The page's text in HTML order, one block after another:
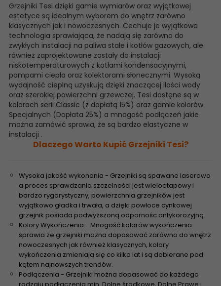
Grzejniki Tesi dzięki gamie wymiarów oraz wyjątkowej
estetyce są idealnym wyborem do wnętrz zarówno
klasycznych jak i nowoczesnych. Cechuje je wyjątkowa
technologia sprawiająca, że nadają się zarówno do
zwykłych instalacji na paliwa stałe i kotłów gazowych, ale
również zaprojektowane zostały do instalacji
niskotemperaturowych z kotłami kondensacyjnymi,
pompami ciepła oraz kolektorami słonecznymi. Wysoką
wydajność cieplną uzyskują dzięki znaczącej ilości wody
oraz szerokiej powierzchni grzewczej. Tesi dostęne są w
kolorach serii Classic (z dopłatą 15%) oraz gamie kolorów
Specjalnych (Dopłata 25%) a mnogość podłączeń jakie
można zamówić sprawia, że są bardzo elastyczne w
instalacji .
Dlaczego Warto Kupić Grzejniki Tesi?
Wysoka jakość wykonania - Grzejniki są spawane laserowo
a proces sprawdzania szczelności jest wieloetapowy i
bardzo rygorystyczny, powierzchnia grzejników jest
wyjątkowo gładka i trwała, a dzięki powłoce cynkowej
grzejnik posiada podwyższoną odpornośc antykorozyjną.
Kolory Wykończenia - Mnogość kolorów wykończenia
sprawia że grzejniki można dopasować zarówno do wnętrz
nowoczesnych jak również klasycznych, kolory
wykończenia zmieniają się co kilka lat i są dobierane pod
kątem najnowszych trendów.
Podłączenia - Grzejniki można dopasować do każdego